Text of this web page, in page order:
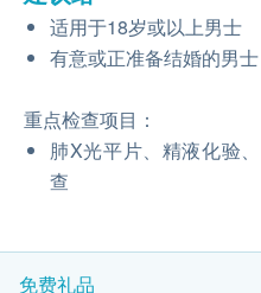
适用于18岁或以上男士
有意或正准备结婚的男士
重点检查项目：
肺X光平片、精液化验
查
免费礼品